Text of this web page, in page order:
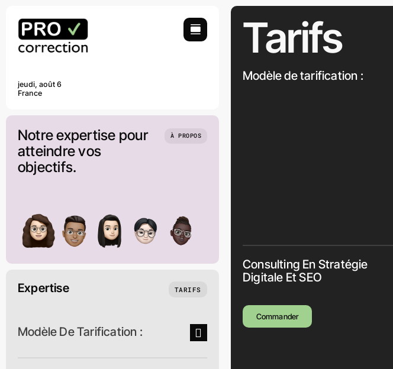
contenu
jeudi, août 6
France
Notre expertise pour
atteindre vos
objectifs.
À PROPOS
Expertise TARIFS
Modèle De Tarification :
Tarifs
Modèle de tarification :
Consulting En Stratégie
Digitale Et SEO
Commander